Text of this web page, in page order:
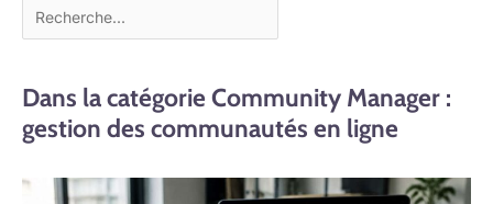
Dans la catégorie Community Manager :
gestion des communautés en ligne